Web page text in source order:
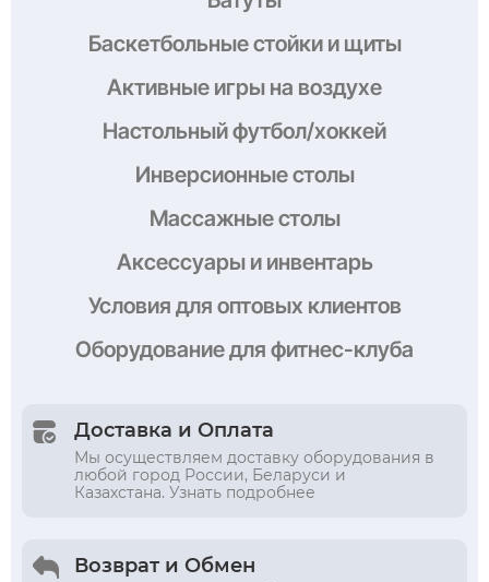
Баскетбольные стойки и щиты
Активные игры на воздухе
Настольный футбол/хоккей
Инверсионные столы
Массажные столы
Аксессуары и инвентарь
Условия для оптовых клиентов
Оборудованиедля фитнес-клуба
Доставка и Оплата
Мы осуществляем доставку оборудования в
любой город России, Беларуси и
Казахстана. Узнать подробнее
Возврат и Обмен